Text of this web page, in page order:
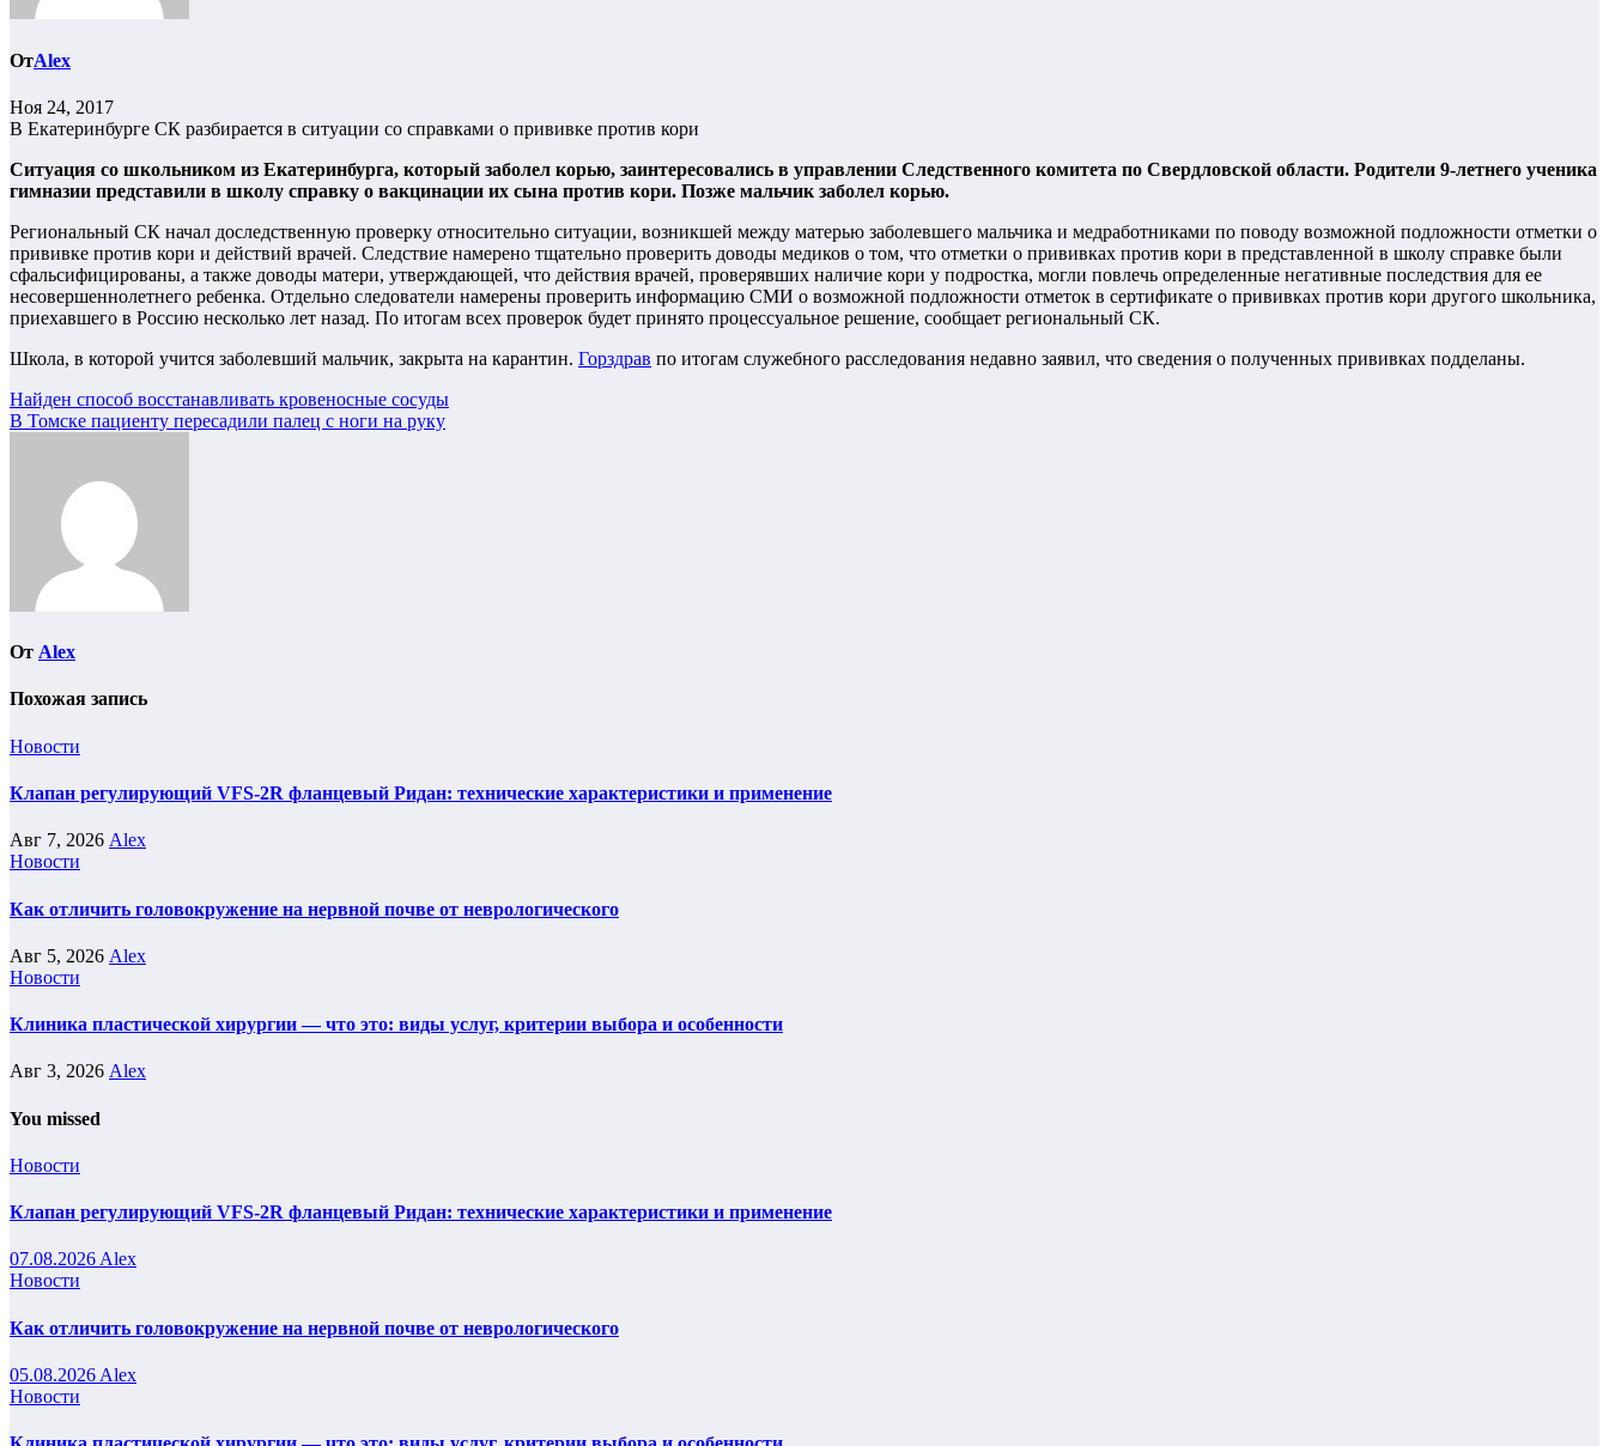
ОтAlex
Ноя 24, 2017
В Екатеринбурге СК разбирается в ситуации со справками о прививке против кори
Ситуация со школьником из Екатеринбурга, который заболел корью, заинтересовались в управлении Следственного комитета по Свердловской области. Родители 9-летнего ученика
гимназии представили в школу справку о вакцинации их сына против кори. Позже мальчик заболел корью.
Региональный СК начал доследственную проверку относительно ситуации, возникшей между матерью заболевшего мальчика и медработниками по поводу возможной подложности отметки о
прививке против кори и действий врачей. Следствие намерено тщательно проверить доводы медиков о том, что отметки о прививках против кори в представленной в школу справке были
сфальсифицированы, а также доводы матери, утверждающей, что действия врачей, проверявших наличие кори у подростка, могли повлечь определенные негативные последствия для ее
несовершеннолетнего ребенка. Отдельно следователи намерены проверить информацию СМИ о возможной подложности отметок в сертификате о прививках против кори другого школьника,
приехавшего в Россию несколько лет назад. По итогам всех проверок будет принято процессуальное решение, сообщает региональный СК.
Школа, в которой учится заболевший мальчик, закрыта на карантин. Горздрав по итогам служебного расследования недавно заявил, что сведения о полученных прививках подделаны.
Навигация
по
Найден способ восстанавливать кровеносные сосуды
В Томске пациенту пересадили палец с ноги на руку
От Alex
Похожая запись
Новости
Клапан регулирующий VFS-2R фланцевый Ридан: технические характеристики и применение
Авг 7, 2026 Alex
Новости
Как отличить головокружение на нервной почве от неврологического
Авг 5, 2026 Alex
Новости
Клиника пластической хирургии — что это: виды услуг, критерии выбора и особенности
Авг 3, 2026 Alex
You missed
Новости
Клапан регулирующий VFS-2R фланцевый Ридан: технические характеристики и применение
07.08.2026 Alex
Новости
Как отличить головокружение на нервной почве от неврологического
05.08.2026 Alex
Новости